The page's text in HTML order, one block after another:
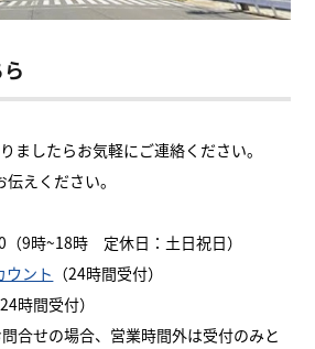
ましたらお気軽にご連絡ください。
えください。
9時~18時 定休日：土日祝日）
ント （24時間受付）
24時間受付）
合せの場合、営業時間外は受付のみと